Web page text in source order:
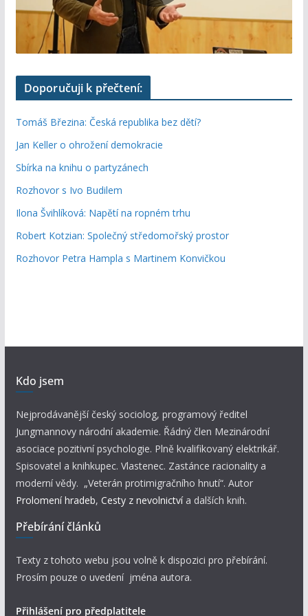
Doporučuji k přečtení:
Tomáš Březina: Česká republika bez dětí?
Jan Keller o ohrožení demokracie
Sbírka na knihu o partyzánech
Rozhovor s Ivo Budilem
Ilona Švihlíková: Napětí na ropném trhu
Robert Kotzian: Společný středomořský prostor
Rozhovor Petra Hampla s Martinem Konvičkou
Kdo jsem
Nejprodávanější český sociolog, programový ředitel
Jungmannovy národní akademie. Řádný člen Mezinárodní
asociace pozitivní psychologie. Plně kvalifikovaný elektrikář.
Spisovatel a knihkupec. Vlastenec. Zastánce racionality a
moderní vědy. „Veterán protimigračního hnutí“. Autor
Prolomení hradeb, Cesty z nevolnictví a dalších knih.
Přebírání článků
Texty z tohoto webu jsou volně k dispozici pro přebírání.
Prosím pouze o uvedení jména autora.
Přihlášení pro předplatitele